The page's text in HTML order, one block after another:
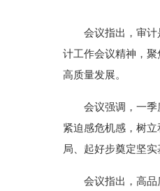
会议指出，审
计工作会议精神，
高质量发展。
会议强调，一
紧迫感危机感，树
局、起好步奠定坚实
会议指出，高